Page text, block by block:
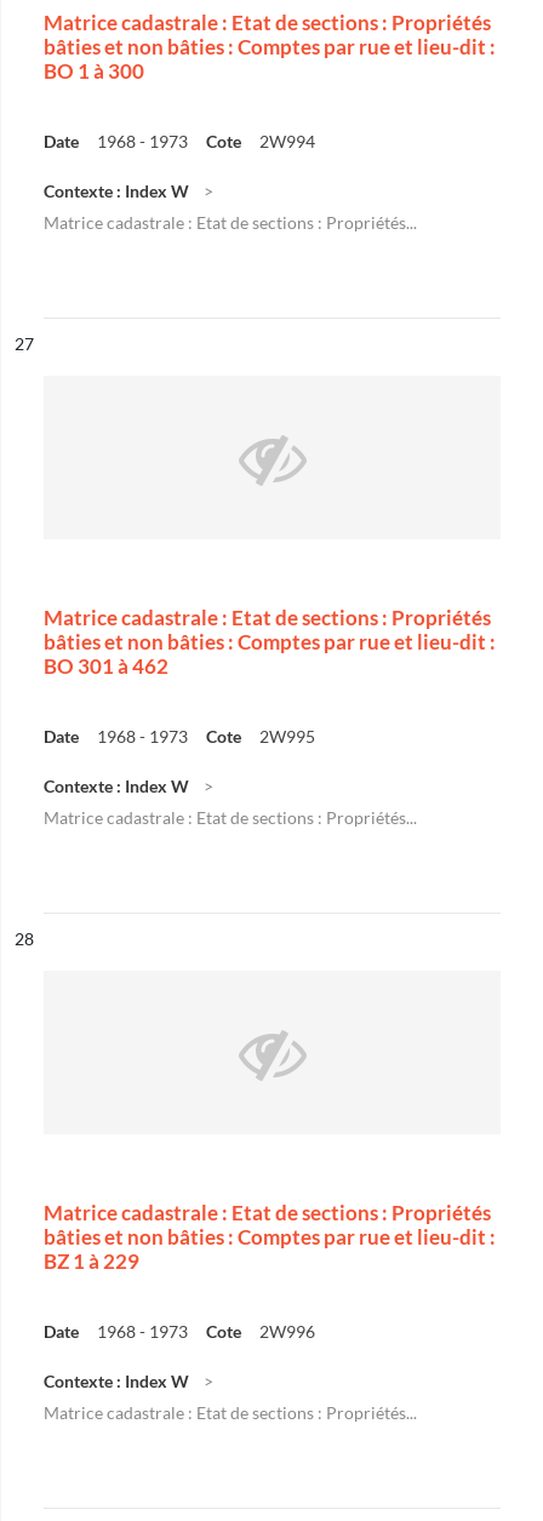
Matrice cadastrale : Etat de sections : Propriétés
bâties et non bâties : Comptes par rue et lieu-dit :
BO 1 à 300
Date 1968 - 1973 Cote 2W994
Contexte : Index W
Matrice cadastrale : Etat de sections : Propriétés...
n°
27
Matrice cadastrale : Etat de sections : Propriétés
bâties et non bâties : Comptes par rue et lieu-dit :
BO 301 à 462
Date 1968 - 1973 Cote 2W995
Contexte : Index W
Matrice cadastrale : Etat de sections : Propriétés...
n°
28
Matrice cadastrale : Etat de sections : Propriétés
bâties et non bâties : Comptes par rue et lieu-dit :
BZ 1 à 229
Date 1968 - 1973 Cote 2W996
Contexte : Index W
Matrice cadastrale : Etat de sections : Propriétés...